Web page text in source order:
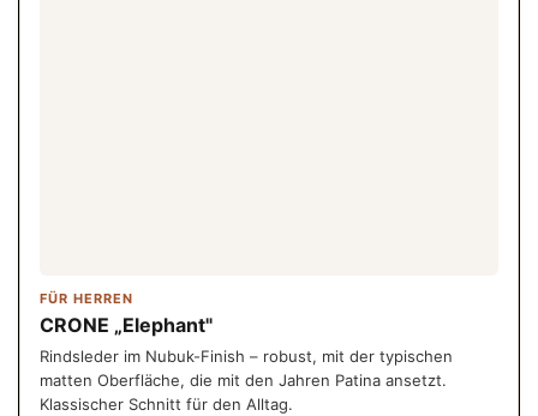
FÜR HERREN
CRONE „Elephant"
Rindsleder im Nubuk-Finish – robust, mit der typischen
matten Oberfläche, die mit den Jahren Patina ansetzt.
Klassischer Schnitt für den Alltag.